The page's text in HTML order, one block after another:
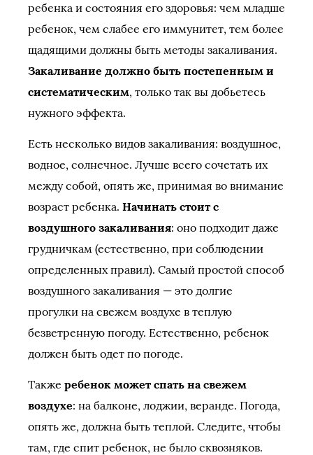
ребенка и состояния его здоровья: чем младше
ребенок, чем слабее его иммунитет, тем более
щадящими должны быть методы закаливания.
Закаливание должно быть постепенным и
систематическим, только так вы добьетесь
нужного эффекта.
Есть несколько видов закаливания: воздушное,
водное, солнечное. Лучше всего сочетать их
между собой, опять же, принимая во внимание
возраст ребенка. Начинать стоит с
воздушного закаливания: оно подходит даже
грудничкам (естественно, при соблюдении
определенных правил). Самый простой способ
воздушного закаливания — это долгие
прогулки на свежем воздухе в теплую
безветренную погоду. Естественно, ребенок
должен быть одет по погоде.
Также ребенок может спать на свежем
воздухе: на балконе, лоджии, веранде. Погода,
опять же, должна быть теплой. Следите, чтобы
там, где спит ребенок, не было сквозняков.